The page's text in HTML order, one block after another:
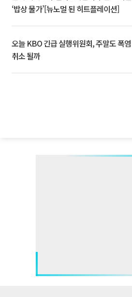
‘밥상 물가’[뉴노멀 된 히트플레이션]
오늘 KBO 긴급 실행위원회, 주말도 폭염
취소 될까